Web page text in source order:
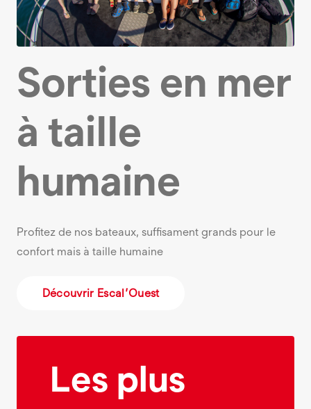
Sorties en mer
à taille
humaine
Profitez de nos bateaux, suffisament grands pour le
confort mais à taille humaine
Découvrir Escal’Ouest
Les plus